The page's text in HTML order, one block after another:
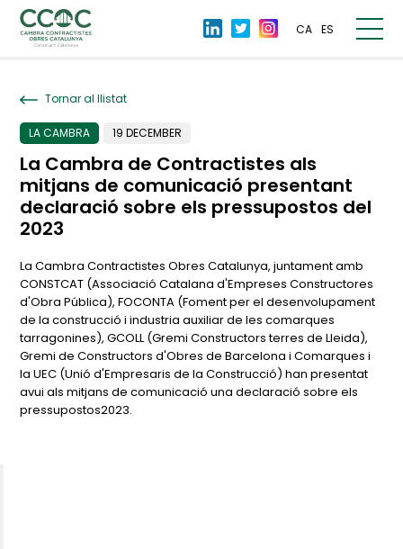
CA ES
Tornar al llistat
LA CAMBRA 19 DECEMBER
La Cambra de Contractistes als
mitjans de comunicació presentant
declaració sobre els pressupostos del
2023
La Cambra Contractistes Obres Catalunya, juntament amb
CONSTCAT (Associació Catalana d'Empreses Constructores
d'Obra Pública), FOCONTA (Foment per el desenvolupament
de la construcció i industria auxiliar de les comarques
tarragonines), GCOLL (Gremi Constructors terres de Lleida),
Gremi de Constructors d'Obres de Barcelona i Comarques i
la UEC (Unió d'Empresaris de la Construcció) han presentat
avui als mitjans de comunicació una declaració sobre els
pressupostos2023.